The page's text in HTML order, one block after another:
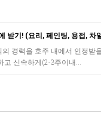
받기! (요리, 페인팅, 용접, 차
경력을 호주 내에서 인정받
고 신속하게(2-3주이내…